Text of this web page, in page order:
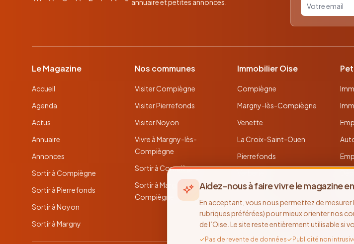
annuaire et petites annonces.
Le Magazine
Accueil
Agenda
Actus
Annuaire
Annonces
Sortir à Compiègne
Sortir à Pierrefonds
Sortir à Noyon
Sortir à Margny
Nos communes
Visiter Compiègne
Visiter Pierrefonds
Visiter Noyon
Vivre à Margny-lès-
Compiègne
Sortir à Compiègne
Sortir à Margny-lès-
Compiègne
Immobilier Oise
Compiègne
Margny-lès-Compiègne
Venette
La Croix-Saint-Ouen
Pierrefonds
Noyon
Thourotte
Aidez-nous à faire vivre le magazine
En acceptant, vous nous permettez de mesurer
rubriques préférées) pour mieux orienter nos
de l’Oise. Le site reste entièrement utilisable si
✓ Pas de revente de données✓ Publicité non